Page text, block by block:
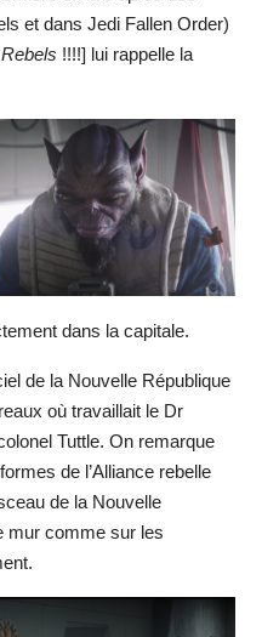
et dans Jedi Fallen Order)
Rebels !!!!] lui rappelle la
dans la capitale.
de la Nouvelle République
où travaillait le Dr
Tuttle. On remarque
de l’Alliance rebelle
de la Nouvelle
mur comme sur les